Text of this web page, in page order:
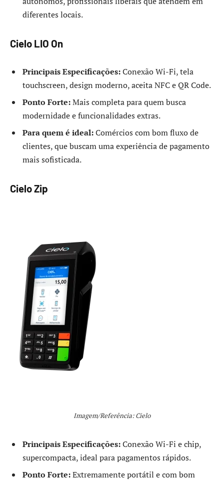
diferentes locais.
Cielo LIO On
Principais Especificações:Conexão Wi-Fi, tela
touchscreen, design moderno, aceita NFC e QR Code.
Ponto Forte:Mais completa para quem busca
modernidade e funcionalidades extras.
Para quem é ideal:Comércios com bom fluxo de
clientes, que buscam uma experiência de pagamento
mais sofisticada.
Cielo Zip
Imagem/Referência: Cielo
Principais Especificações:Conexão Wi-Fi e chip,
supercompacta, ideal para pagamentos rápidos.
Ponto Forte:Extremamente portátil e com bom